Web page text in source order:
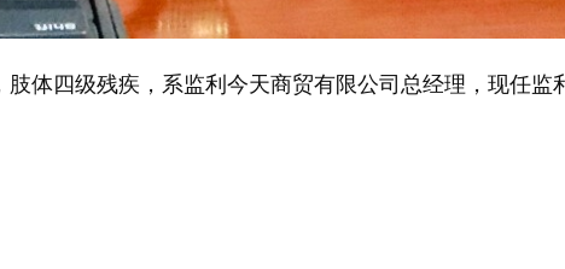
体四级残疾，系监利今天商贸有限公司总经理，现任监